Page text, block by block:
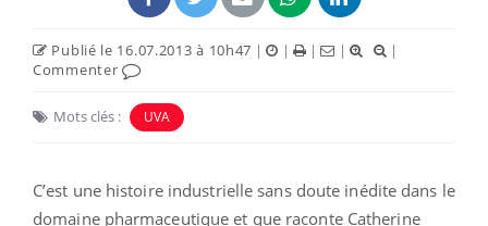
Publié le 16.07.2013 à 10h47 | | | |
|
Commenter
Mots clés : UVA
C’est une histoire industrielle sans doute inédite dans le
domaine pharmaceutique et que raconte Catherine